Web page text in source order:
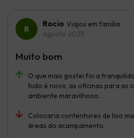
Rocio Viajou em família
Agosto 2025
O que mais gostei foi a
tudo é novo, as oficinas para as
ambiente maravilhoso.
Colocaria contentores de lixo
áreas do acampamento.
Muito bom